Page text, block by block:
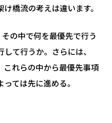
橋流の考えは違います。
の中で何を最優先で行う
て行うか。さらには、
これらの中から最優先事項
ては先に進める。